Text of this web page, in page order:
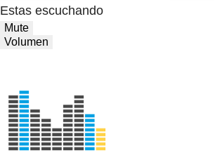
Estas escuchando
Mute
Volumen